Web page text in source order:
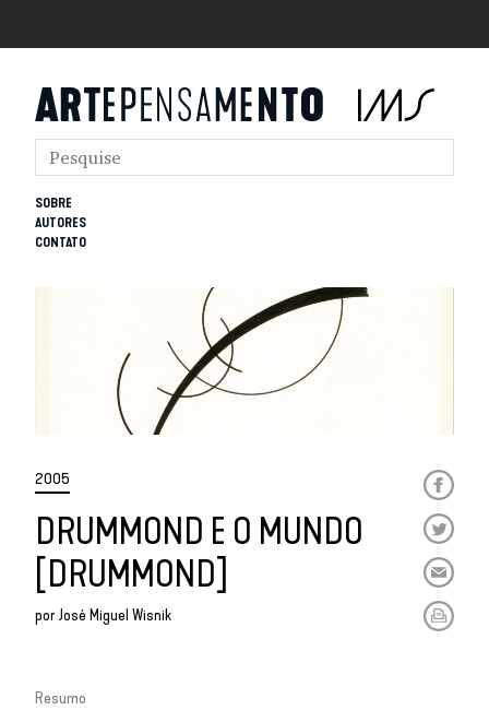
SOBRE
AUTORES
CONTATO
2005
DRUMMOND E O MUNDO
[DRUMMOND]
porJosé Miguel Wisnik
Resumo